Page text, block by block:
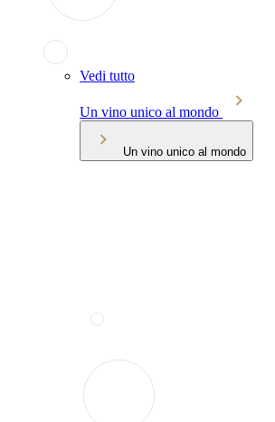
Vedi tutto
Un vino unico al mondo
Un vino unico al mondo